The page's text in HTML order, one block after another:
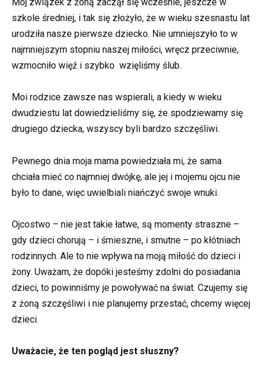
szkole średniej, i tak się złożyło, że w wieku szesnastu lat
urodziła nasze pierwsze dziecko. Nie umniejszyło to w
najmniejszym stopniu naszej miłości, wręcz przeciwnie,
wzmocniło więź i szybko wzięliśmy ślub.
Moi rodzice zawsze nas wspierali, a kiedy w wieku
dwudziestu lat dowiedzieliśmy się, że spodziewamy się
drugiego dziecka, wszyscy byli bardzo szczęśliwi.
Pewnego dnia moja mama powiedziała mi, że sama
chciała mieć co najmniej dwójkę, ale jej i mojemu ojcu nie
było to dane, więc uwielbiali niańczyć swoje wnuki.
Ojcostwo – nie jest takie łatwe, są momenty straszne –
gdy dzieci chorują – i śmieszne, i smutne – po kłótniach
rodzinnych. Ale to nie wpływa na moją miłość do dzieci i
żony. Uważam, że dopóki jesteśmy zdolni do posiadania
dzieci, to powinniśmy je powoływać na świat. Czujemy się
z żoną szczęśliwi i nie planujemy przestać, chcemy więcej
dzieci.
Uważacie, że ten pogląd jest słuszny?